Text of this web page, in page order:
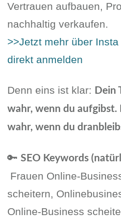
Vertrauen aufbauen,
nachhaltig verkaufen.
>>Jetzt mehr über
direkt anmelden
Denn eins ist klar: Dein
wahr, wenn du aufgibst.
wahr, wenn du
🔑 SEO Keywords
Frauen Online-
scheitern,
Online-Business